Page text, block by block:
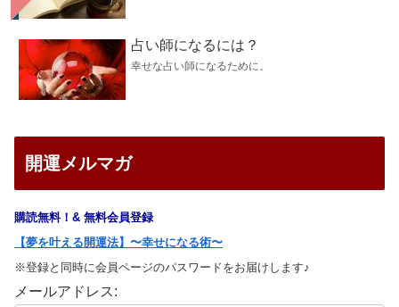
占い師になるには？
幸せな占い師になるために。
開運メルマガ
購読無料！& 無料会員登録
【夢を叶える開運法】〜幸せになる術〜
※登録と同時に会員ページのパスワードをお届けします♪
メールアドレス: